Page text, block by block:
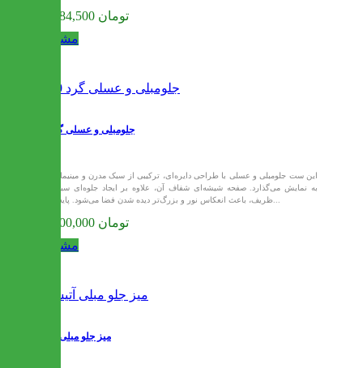
58,684,500 تومان
مشاهده
جلومبلی و عسلی گرد 90
این ست جلومبلی و عسلی با طراحی دایره‌ای، ترکیبی از سبک مدرن و مینیمال را
به نمایش می‌گذارد. صفحه شیشه‌ای شفاف آن، علاوه بر ایجاد جلوه‌ای سبک و
56,100,000 تومان
مشاهده
میز جلو مبلی آتیسا